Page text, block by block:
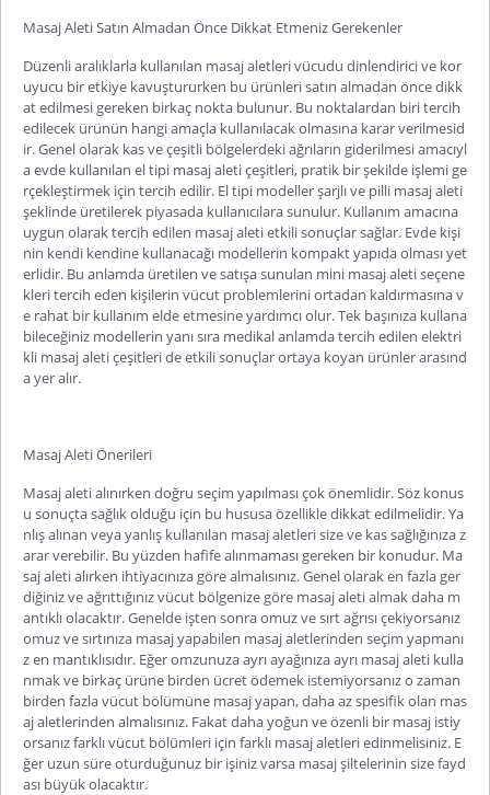
Masaj Aleti Satın Almadan Önce Dikkat Etmeniz Gerekenler
Düzenli aralıklarla kullanılan masaj aletleri vücudu dinlendirici ve kor
uyucu bir etkiye kavuştururken bu ürünleri satın almadan önce dikk
at edilmesi gereken birkaç nokta bulunur. Bu noktalardan biri tercih
edilecek ürünün hangi amaçla kullanılacak olmasına karar verilmesid
ir. Genel olarak kas ve çeşitli bölgelerdeki ağrıların giderilmesi amacıyl
a evde kullanılan el tipi masaj aleti çeşitleri, pratik bir şekilde işlemi ge
rçekleştirmek için tercih edilir. El tipi modellerşarjlı ve pilli masaj aleti
şeklinde üretilerek piyasada kullanıcılara sunulur. Kullanım amacına
uygun olarak tercih edilen masaj aleti etkili sonuçlar sağlar. Evde kişi
nin kendi kendine kullanacağı modellerin kompakt yapıda olması yet
erlidir. Bu anlamda üretilen ve satışa sunulan mini masaj aleti seçene
kleri tercih eden kişilerin vücut problemlerini ortadan kaldırmasına v
e rahat bir kullanım elde etmesine yardımcı olur. Tek başınıza kullana
bileceğiniz modellerin yanı sıra medikal anlamda tercih edilen elektri
kli masaj aleti çeşitleri de etkili sonuçlar ortaya koyan ürünler arasınd
a yer alır.
Masaj Aleti Önerileri
Masaj aleti alınırken doğru seçim yapılması çok önemlidir. Söz konus
u sonuçta sağlık olduğu için bu hususa özellikle dikkat edilmelidir. Ya
nlış alınan veya yanlış kullanılan masaj aletleri size ve kas sağlığınıza z
arar verebilir. Bu yüzden hafife alınmaması gereken bir konudur. Ma
saj aleti alırken ihtiyacınıza göre almalısınız. Genel olarak en fazla ger
diğiniz ve ağrıttığınız vücut bölgenize göre masaj aleti almak daha m
antıklı olacaktır. Genelde işten sonra omuz ve sırt ağrısı çekiyorsanız
omuz ve sırtınıza masaj yapabilen masaj aletlerinden seçim yapmanı
z en mantıklısıdır. Eğer omzunuza ayrı ayağınıza ayrı masaj aleti kulla
nmak ve birkaç ürüne birden ücret ödemek istemiyorsanız o zaman
birden fazla vücut bölümüne masaj yapan, daha az spesifik olan mas
aj aletlerinden almalısınız. Fakat daha yoğun ve özenli bir masaj istiy
orsanız farklı vücut bölümleri için farklı masaj aletleri edinmelisiniz. E
ğer uzun süre oturduğunuz bir işiniz varsa masaj şiltelerinin size fayd
ası büyük olacaktır.